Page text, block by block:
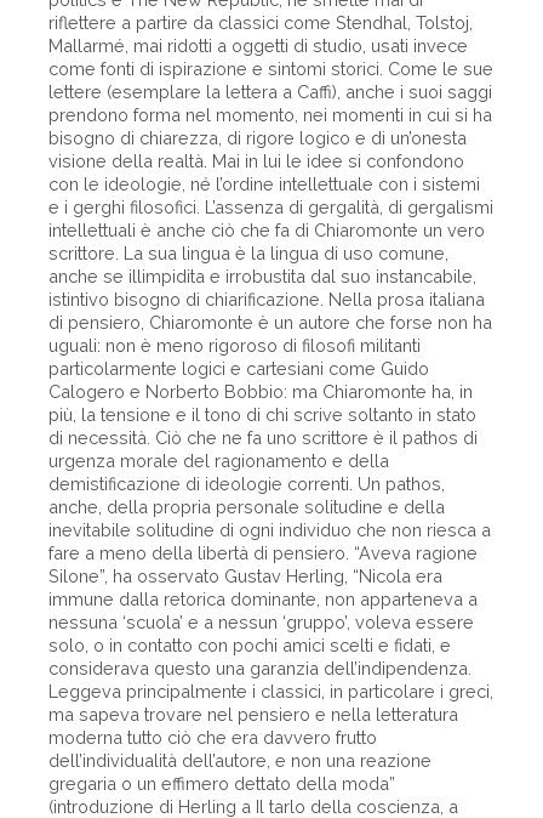
riflettere a partire da classici come Stendhal, Tolstoj,
Mallarmé, mai ridotti a oggetti di studio, usati invece
come fonti di ispirazione e sintomi storici. Come le sue
lettere (esemplare la lettera a Caffi), anche i suoi saggi
prendono forma nel momento, nei momenti in cui si ha
bisogno di chiarezza, di rigore logico e di un’onesta
visione della realtà. Mai in lui le idee si confondono
con le ideologie, né l’ordine intellettuale con i sistemi
e i gerghi filosofici. L’assenza di gergalità, di gergalismi
intellettuali è anche ciò che fa di Chiaromonte un vero
scrittore. La sua lingua è la lingua di uso comune,
anche se illimpidita e irrobustita dal suo instancabile,
istintivo bisogno di chiarificazione. Nella prosa italiana
di pensiero, Chiaromonte è un autore che forse non ha
uguali: non è meno rigoroso di filosofi militanti
particolarmente logici e cartesiani come Guido
Calogero e Norberto Bobbio: ma Chiaromonte ha, in
più, la tensione e il tono di chi scrive soltanto in stato
di necessità. Ciò che ne fa uno scrittore è il pathos di
urgenza morale del ragionamento e della
demistificazione di ideologie correnti. Un pathos,
anche, della propria personale solitudine e della
inevitabile solitudine di ogni individuo che non riesca a
fare a meno della libertà di pensiero. “Aveva ragione
Silone”, ha osservato Gustav Herling, “Nicola era
immune dalla retorica dominante, non apparteneva a
nessuna ‘scuola’ e a nessun ‘gruppo’, voleva essere
solo, o in contatto con pochi amici scelti e fidati, e
considerava questo una garanzia dell’indipendenza.
Leggeva principalmente i classici, in particolare i greci,
ma sapeva trovare nel pensiero e nella letteratura
moderna tutto ciò che era davvero frutto
dell’individualità dell’autore, e non una reazione
gregaria o un effimero dettato della moda”
(introduzione di Herling a Il tarlo della coscienza, a